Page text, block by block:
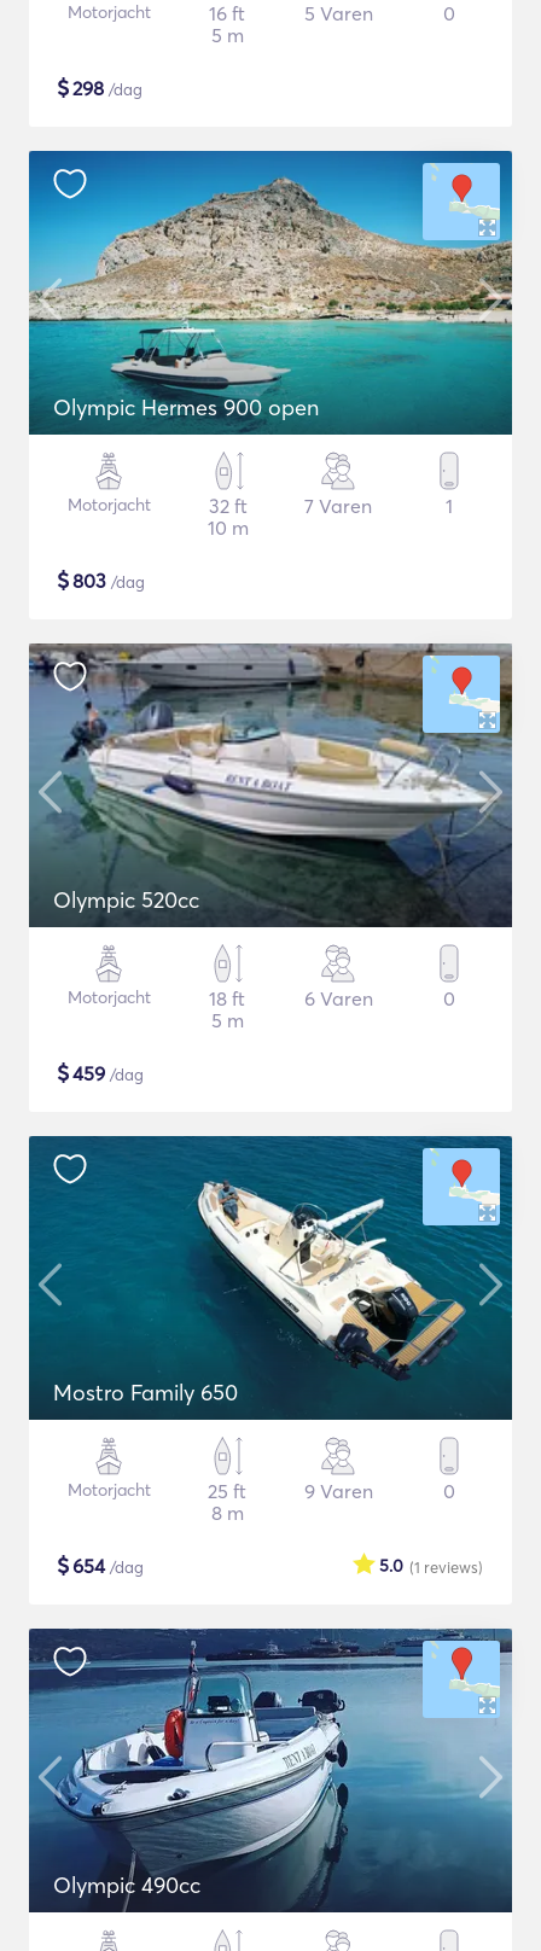
Motorjacht
16 ft
5 m
5 Varen 0
$298 /dag
Olympic Hermes 900 open
Motorjacht
32 ft
10 m
7 Varen 1
$803 /dag
Olympic 520cc
Motorjacht
18 ft
5 m
6 Varen 0
$459 /dag
Mostro Family 650
Motorjacht
25 ft
8 m
9 Varen 0
$654/dag (1 reviews)
5.0
Olympic 490cc